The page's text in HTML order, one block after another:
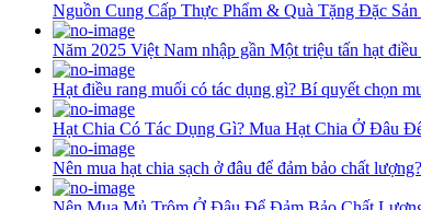
Nguồn Cung Cấp Thực Phẩm & Quà Tặng Đặc
Năm 2025 Việt Nam nhập gần Một triệu tấn hạt
Hạt điều rang muối có tác dụng gì? Bí quyết chọn
Hạt Chia Có Tác Dụng Gì? Mua Hạt Chia Ở Đâu
Nên mua hạt chia sạch ở đâu để đảm bảo chất lượng?